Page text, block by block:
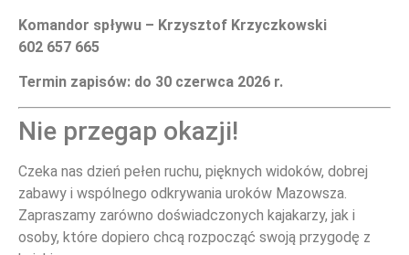
Komandor spływu – Krzysztof Krzyczkowski
602 657 665
Termin zapisów: do 30 czerwca 2026 r.
Nie przegap okazji!
Czeka nas dzień pełen ruchu, pięknych widoków, dobrej
zabawy i wspólnego odkrywania uroków Mazowsza.
Zapraszamy zarówno doświadczonych kajakarzy, jak i
osoby, które dopiero chcą rozpocząć swoją przygodę z